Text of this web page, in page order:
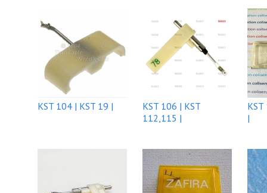
KST 104 | KST 19 |
KST 106 | KST
112,115 |
|